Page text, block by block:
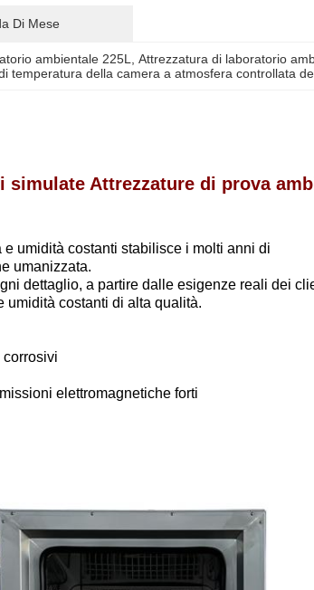
Di Mese
ambientale 225L , Attrezzatura di laboratorio
temperatura della camera a atmosfera controllata
simulate Attrezzature di prova
umidità costanti stabilisce i molti anni di
umanizzata.
dettaglio, a partire dalle esigenze reali dei
umidità costanti di alta qualità.
elettromagnetiche forti